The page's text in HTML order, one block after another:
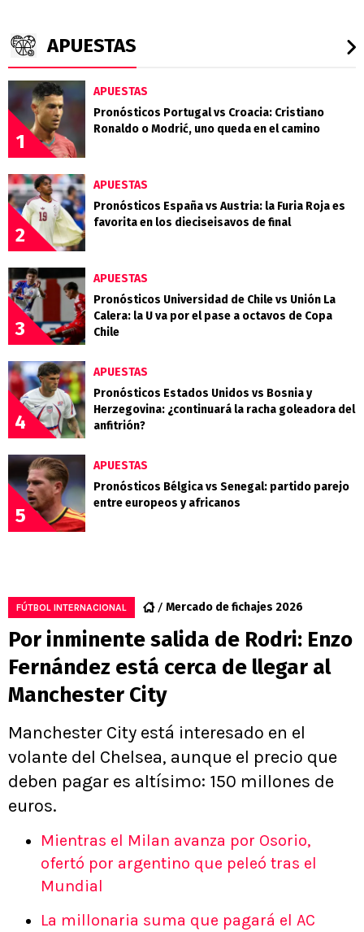
APUESTAS
1
APUESTAS
Pronósticos Portugal vs Croacia: Cristiano
Ronaldo o Modrić, uno queda en el camino
2
APUESTAS
Pronósticos España vs Austria: la Furia Roja es
favorita en los dieciseisavos de final
3
APUESTAS
Pronósticos Universidad de Chile vs Unión La
Calera: la U va por el pase a octavos de Copa
Chile
4
APUESTAS
Pronósticos Estados Unidos vs Bosnia y
Herzegovina: ¿continuará la racha goleadora del
anfitrión?
5
APUESTAS
Pronósticos Bélgica vs Senegal: partido parejo
entre europeos y africanos
FÚTBOL INTERNACIONAL Mercado de fichajes 2026
Por inminente salida de Rodri: Enzo
Fernández está cerca de llegar al
Manchester City
Manchester City está interesado en el
volante del Chelsea, aunque el precio que
deben pagar es altísimo: 150 millones de
euros.
Mientras el Milan avanza por Osorio,
ofertó por argentino que peleó tras el
Mundial
La millonaria suma que pagará el AC